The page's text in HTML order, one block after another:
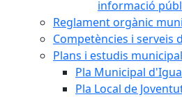
informació
Reglament orgànic
Competències i serveis
Plans i estudis
Pla Municipal
Pla Local de